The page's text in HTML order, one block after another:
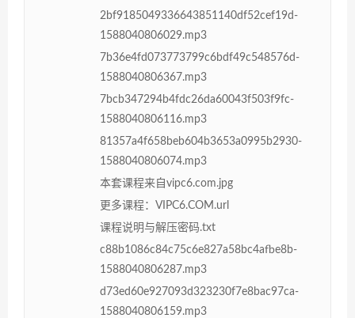
2bf9185049336643851140df52cef19d-
1588040806029.mp3
7b36e4fd073773799c6bdf49c548576d-
1588040806367.mp3
7bcb347294b4fdc26da60043f503f9fc-
1588040806116.mp3
81357a4f658beb604b3653a0995b2930-
1588040806074.mp3
本套课程来自vipc6.com.jpg
更多课程：VIPC6.COM.url
课程说明与解压密码.txt
c88b1086c84c75c6e827a58bc4afbe8b-
1588040806287.mp3
d73ed60e927093d323230f7e8bac97ca-
1588040806159.mp3